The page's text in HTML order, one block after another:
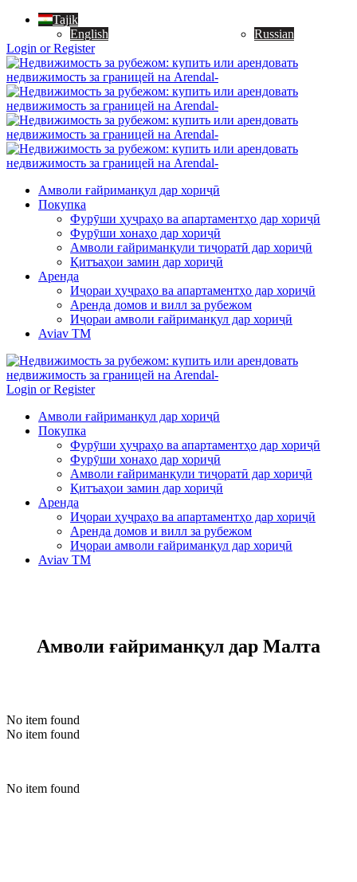
Tajik
English
Russian
Login or Register
Амволи ғайриманқул дар хориҷӣ
Покупка
Фурӯши ҳуҷраҳо ва апартаментҳо дар хориҷӣ
Фурӯши хонаҳо дар хориҷӣ
Амволи ғайриманқули тиҷоратӣ дар хориҷӣ
Қитъаҳои замин дар хориҷӣ
Аренда
Иҷораи ҳуҷраҳо ва апартаментҳо дар хориҷӣ
Аренда домов и вилл за рубежом
Иҷораи амволи ғайриманқул дар хориҷӣ
Aviav TM
Login or Register
Амволи ғайриманқул дар хориҷӣ
Покупка
Фурӯши ҳуҷраҳо ва апартаментҳо дар хориҷӣ
Фурӯши хонаҳо дар хориҷӣ
Амволи ғайриманқули тиҷоратӣ дар хориҷӣ
Қитъаҳои замин дар хориҷӣ
Аренда
Иҷораи ҳуҷраҳо ва апартаментҳо дар хориҷӣ
Аренда домов и вилл за рубежом
Иҷораи амволи ғайриманқул дар хориҷӣ
Aviav TM
Амволи ғайриманқул дар Малта
No item found
No item found
No item found